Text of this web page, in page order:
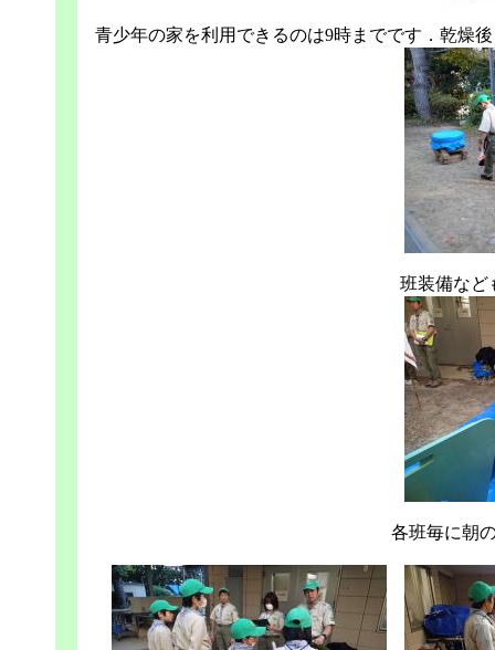
青少年の家を利用できるのは9時までです．乾燥
班装備など
各班毎に朝